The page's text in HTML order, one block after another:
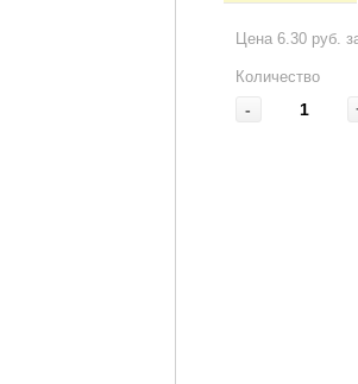
Цена 6.30 руб.
Количество
-